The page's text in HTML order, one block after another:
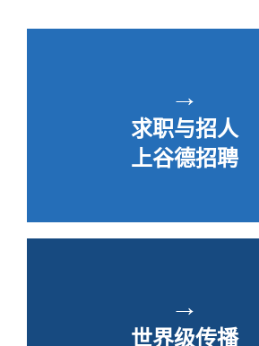
→
求职与招人
上谷德招聘
→
世界级传播